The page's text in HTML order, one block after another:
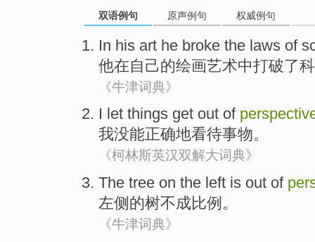
双语例句 原声例句 权威例句
In his art he broke the laws of
他在自己的绘画艺术中打破了
《牛津词典》
I let things get out of
我没能正确地看待事物。
《柯林斯英汉双解大词典》
The tree on the left is out of
左侧 的树不成比例 。
《牛津词典》